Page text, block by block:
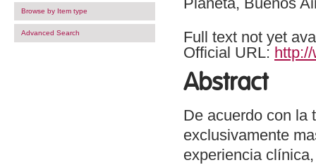
Browse by Item type
Advanced Search
Full text not yet
Official URL:
Abstract
De acuerdo con la
exclusivamente
experiencia